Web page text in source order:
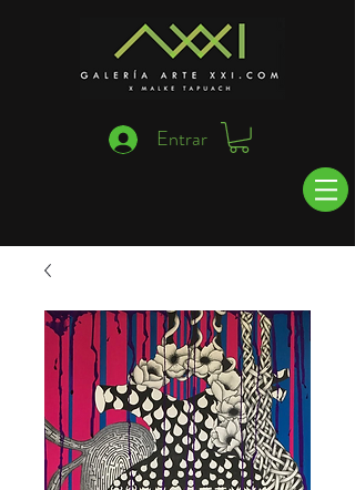
Entrar